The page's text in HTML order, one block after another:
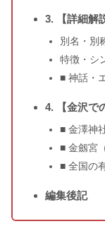
3. 【詳細解
別名・別
特徴・シ
■ 神話・
4. 【金沢で
■ 金澤神
■ 金劔宮
■ 全国の
編集後記